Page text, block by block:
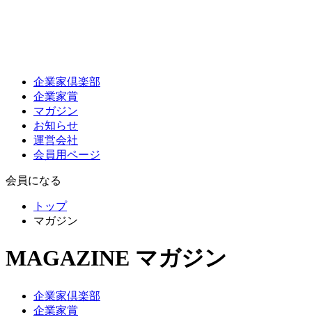
企業家倶楽部
企業家賞
マガジン
お知らせ
運営会社
会員用ページ
会員になる
トップ
マガジン
MAGAZINE マガジン
企業家倶楽部
企業家賞